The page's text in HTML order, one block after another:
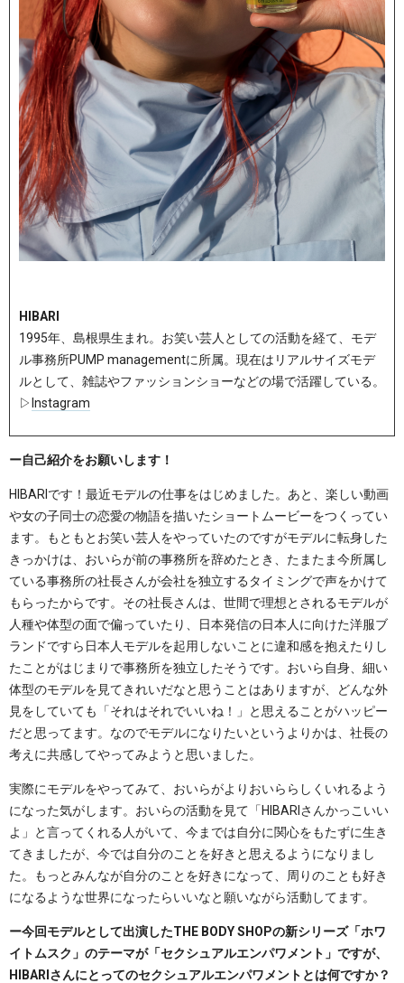
HIBARI
1995年、島根県生まれ。お笑い芸人としての活動を経て、モデ
ル事務所PUMP managementに所属。現在はリアルサイズモデ
ルとして、雑誌やファッションショーなどの場で活躍している。
▷Instagram
ー自己紹介をお願いします！
HIBARIです！最近モデルの仕事をはじめました。あと、楽しい動画
や女の子同士の恋愛の物語を描いたショートムービーをつくってい
ます。もともとお笑い芸人をやっていたのですがモデルに転身した
きっかけは、おいらが前の事務所を辞めたとき、たまたま今所属し
ている事務所の社長さんが会社を独立するタイミングで声をかけて
もらったからです。その社長さんは、世間で理想とされるモデルが
人種や体型の面で偏っていたり、日本発信の日本人に向けた洋服ブ
ランドですら日本人モデルを起用しないことに違和感を抱えたりし
たことがはじまりで事務所を独立したそうです。おいら自身、細い
体型のモデルを見てきれいだなと思うことはありますが、どんな外
見をしていても「それはそれでいいね！」と思えることがハッピー
だと思ってます。なのでモデルになりたいというよりかは、社長の
考えに共感してやってみようと思いました。
実際にモデルをやってみて、おいらがよりおいららしくいれるよう
になった気がします。おいらの活動を見て「HIBARIさんかっこいい
よ」と言ってくれる人がいて、今までは自分に関心をもたずに生き
てきましたが、今では自分のことを好きと思えるようになりまし
た。もっとみんなが自分のことを好きになって、周りのことも好き
になるような世界になったらいいなと願いながら活動してます。
ー今回モデルとして出演したTHE BODY SHOPの新シリーズ「ホワ
イトムスク」のテーマが「セクシュアルエンパワメント」ですが、
HIBARIさんにとってのセクシュアルエンパワメントとは何ですか？